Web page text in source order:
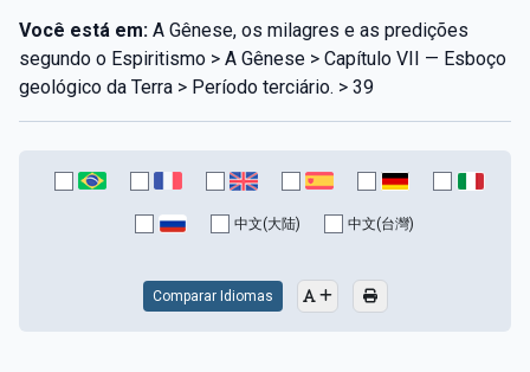
Você está em: A Gênese, os milagres e as predições
segundo o Espiritismo > A Gênese > Capítulo VII — Esboço
geológico da Terra > Período terciário. > 39
中文(大陆) 中文(台灣)
Comparar Idiomas